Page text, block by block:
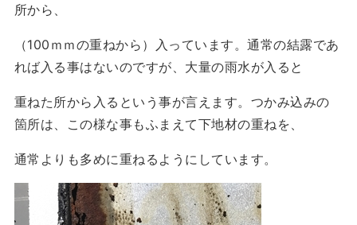
所から、
（100ｍｍの重ねから）入っています。通常の結露であ
れば入る事はないのですが、大量の雨水が入ると
重ねた所から入るという事が言えます。つかみ込みの
箇所は、この様な事もふまえて下地材の重ねを、
通常よりも多めに重ねるようにしています。